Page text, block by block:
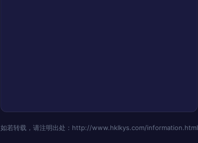
如若转载，请注明出处：http://www.hklkys.com/information.html